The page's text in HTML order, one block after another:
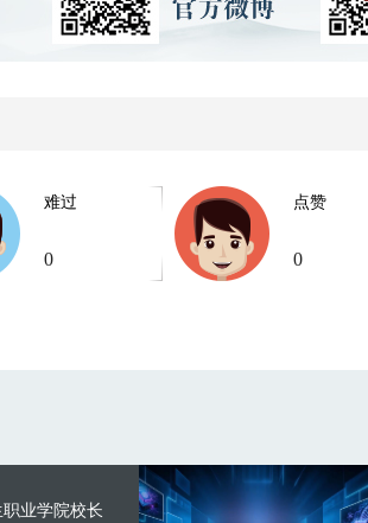
难过
0
点赞
0
业学院校长